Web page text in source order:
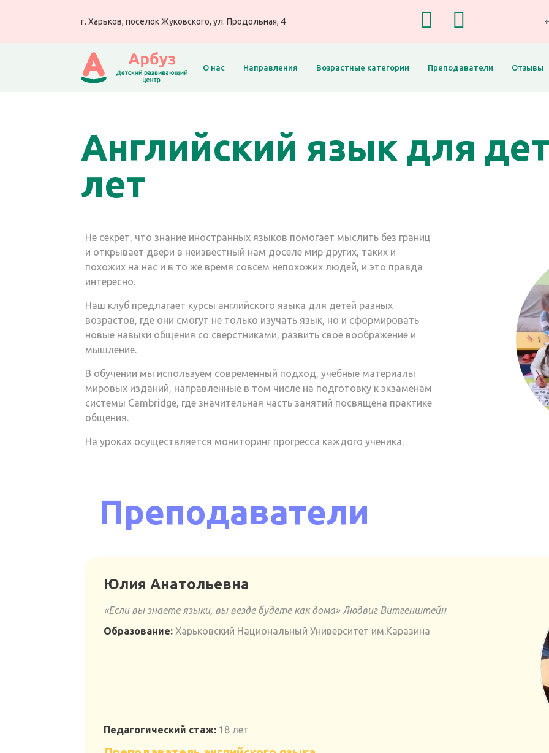
г. Харьков, поселок Жуковского, ул. Продольная, 4
О нас Направления Возрастные категории Преподаватели Отзывы
Английский язык для
лет
Не секрет, что знание иностранных языков помогает мыслить без границ
и открывает двери в неизвестный нам доселе мир других, таких и
похожих на нас и в то же время совсем непохожих людей, и это правда
интересно.
Наш клуб предлагает курсы английского языка для детей разных
возрастов, где они смогут не только изучать язык, но и сформировать
новые навыки общения со сверстниками, развить свое воображение и
мышление.
В обучении мы используем современный подход, учебные материалы
мировых изданий, направленные в том числе на подготовку к экзаменам
системы Cambridge, где значительная часть занятий посвящена практике
общения.
На уроках осуществляется мониторинг прогресса каждого ученика.
Преподаватели
Юлия Анатольевна
«Если вы знаете языки, вы везде будете как дома» Людвиг Витгенштейн
Образование: Харьковский Национальный Университет им.Каразина
Педагогический стаж: 18 лет